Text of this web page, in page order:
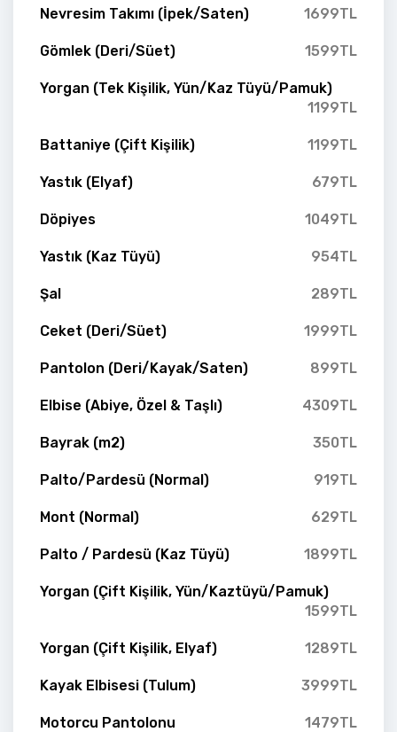
Nevresim Takımı (İpek/Saten) 1699TL
Gömlek (Deri/Süet) 1599TL
Yorgan (Tek Kişilik, Yün/Kaz Tüyü/Pamuk)
1199TL
Battaniye (Çift Kişilik) 1199TL
Yastık (Elyaf) 679TL
Döpiyes 1049TL
Yastık (Kaz Tüyü) 954TL
Şal 289TL
Ceket (Deri/Süet) 1999TL
Pantolon (Deri/Kayak/Saten) 899TL
Elbise (Abiye, Özel & Taşlı) 4309TL
Bayrak (m2) 350TL
Palto/Pardesü (Normal) 919TL
Mont (Normal) 629TL
Palto / Pardesü (Kaz Tüyü) 1899TL
Yorgan (Çift Kişilik, Yün/Kaztüyü/Pamuk)
1599TL
Yorgan (Çift Kişilik, Elyaf) 1289TL
Kayak Elbisesi (Tulum) 3999TL
Motorcu Pantolonu 1479TL